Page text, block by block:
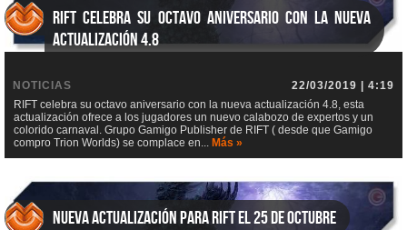
RIFT celebra su octavo aniversario con la nueva
actualización 4.8
NOTICIAS
22/03/2019 | 4:19
RIFT celebra su octavo aniversario con la nueva actualización 4.8, esta
actualización ofrece a los jugadores un nuevo calabozo de expertos y un
colorido carnaval. Grupo Gamigo Publisher de RIFT ( desde que Gamigo
compro Trion Worlds) se complace en... Más »
Nueva actualización para RIFT el 25 de octubre